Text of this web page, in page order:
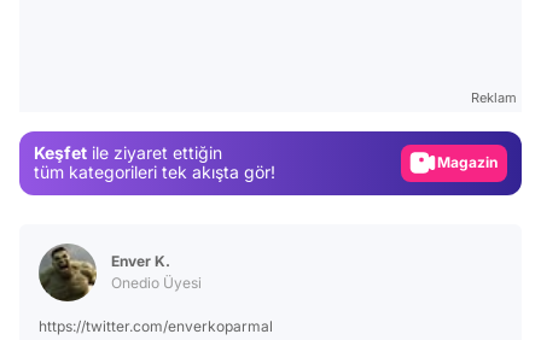
Reklam
Keşfet ile ziyaret ettiğin
tüm kategorileri tek akışta gör!
Magazin
Enver K.
Onedio Üyesi
https://twitter.com/enverkoparmal